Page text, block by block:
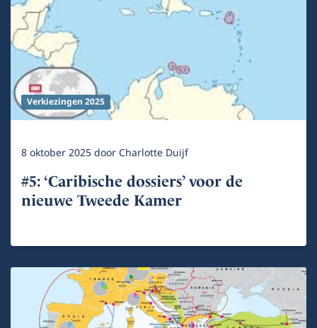
Verkiezingen 2025
8 oktober 2025doorCharlotte Duijf
#5: ‘Caribische dossiers’ voor de
nieuwe Tweede Kamer